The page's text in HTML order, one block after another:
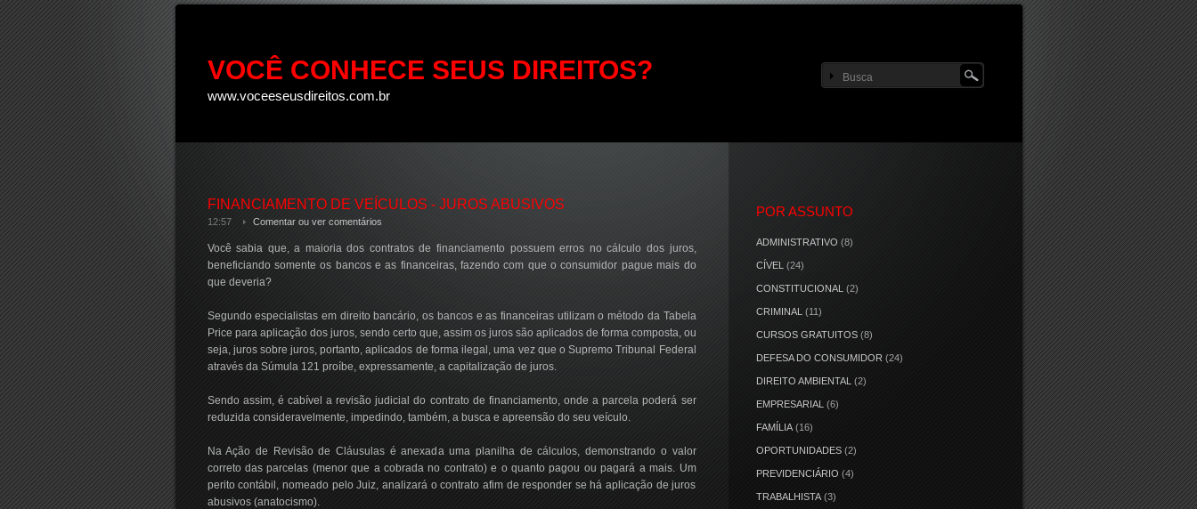
VOCÊ CONHECE SEUS DIREITOS?
www.voceeseusdireitos.com.br
FINANCIAMENTO DE VEÍCULOS - JUROS ABUSIVOS
12:57 Comentar ou ver comentários
Você sabia que, a maioria dos contratos de financiamento possuem erros no cálculo dos juros,
beneficiando somente os bancos e as financeiras, fazendo com que o consumidor pague mais do
que deveria?
Segundo especialistas em direito bancário, os bancos e as financeiras utilizam o método da Tabela
Price para aplicação dos juros, sendo certo que, assim os juros são aplicados de forma composta, ou
seja, juros sobre juros, portanto, aplicados de forma ilegal, uma vez que o Supremo Tribunal Federal
através da Súmula 121 proíbe, expressamente, a capitalização de juros.
Sendo assim, é cabível a revisão judicial do contrato de financiamento, onde a parcela poderá ser
reduzida consideravelmente, impedindo, também, a busca e apreensão do seu veículo.
Na Ação de Revisão de Cláusulas é anexada uma planilha de cálculos, demonstrando o valor
correto das parcelas (menor que a cobrada no contrato) e o quanto pagou ou pagará a mais. Um
perito contábil, nomeado pelo Juiz, analizará o contrato afim de responder se há aplicação de juros
abusivos (anatocismo).
POR ASSUNTO
ADMINISTRATIVO (8)
CÍVEL (24)
CONSTITUCIONAL (2)
CRIMINAL (11)
CURSOS GRATUITOS (8)
DEFESA DO CONSUMIDOR (24)
DIREITO AMBIENTAL (2)
EMPRESARIAL (6)
FAMÍLIA (16)
OPORTUNIDADES (2)
PREVIDENCIÁRIO (4)
TRABALHISTA (3)